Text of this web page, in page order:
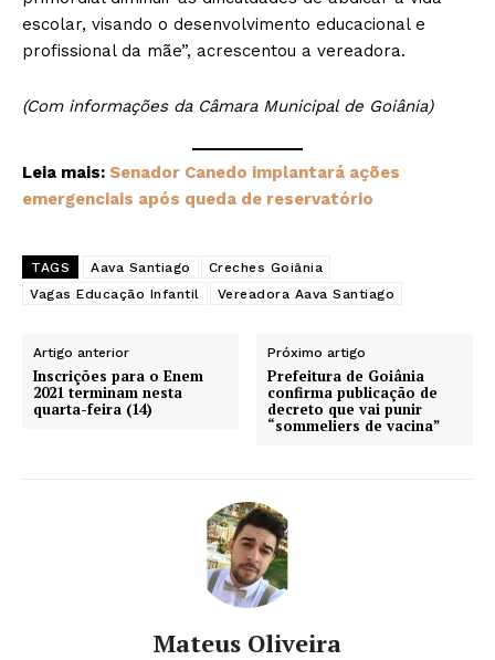
escolar, visando o desenvolvimento educacional e
profissional da mãe”, acrescentou a vereadora.
(Com informações da Câmara Municipal de Goiânia)
Leia mais: Senador Canedo implantará ações
emergenciais após queda de reservatório
TAGS Aava Santiago
Creches Goiânia
Vagas Educação Infantil
Vereadora Aava Santiago
Artigo anterior
Inscrições para o Enem
2021 terminam nesta
quarta-feira (14)
Próximo artigo
Prefeitura de Goiânia
confirma publicação de
decreto que vai punir
“sommeliers de vacina”
Mateus Oliveira